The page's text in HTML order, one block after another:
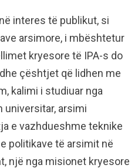
interes të publikut, si
arsimore, i mbështetur
kryesore të IPA-s do
çështjet që lidhen me
kalimi i studiuar nga
universitar, arsimi
e vazhdueshme teknike
politikave të arsimit në
një nga misionet kryesore